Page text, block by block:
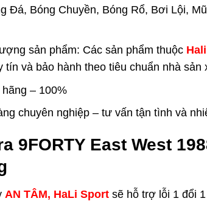
Đá, Bóng Chuyền, Bóng Rổ, Bơi Lội,
sản phẩm: Các sản phẩm thuộc
tín và bảo hành theo tiêu chuẩn nhà sản
– 100%
chuyên nghiệp – tư vấn tận tình và
9FORTY East West
AN TÂM, HaLi Sportsẽ hỗ trợ lỗi 1 đổi